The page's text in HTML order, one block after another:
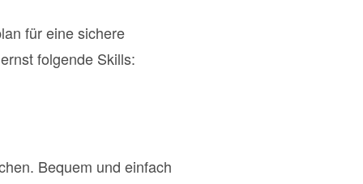
für eine sichere
folgende Skills:
Bequem und einfach